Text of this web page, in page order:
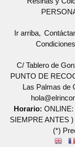
Ir arriba
C/ Tablero de
PUNTO DE
Las Palmas de
Horario:
SIEMPRE ANTES
(*)